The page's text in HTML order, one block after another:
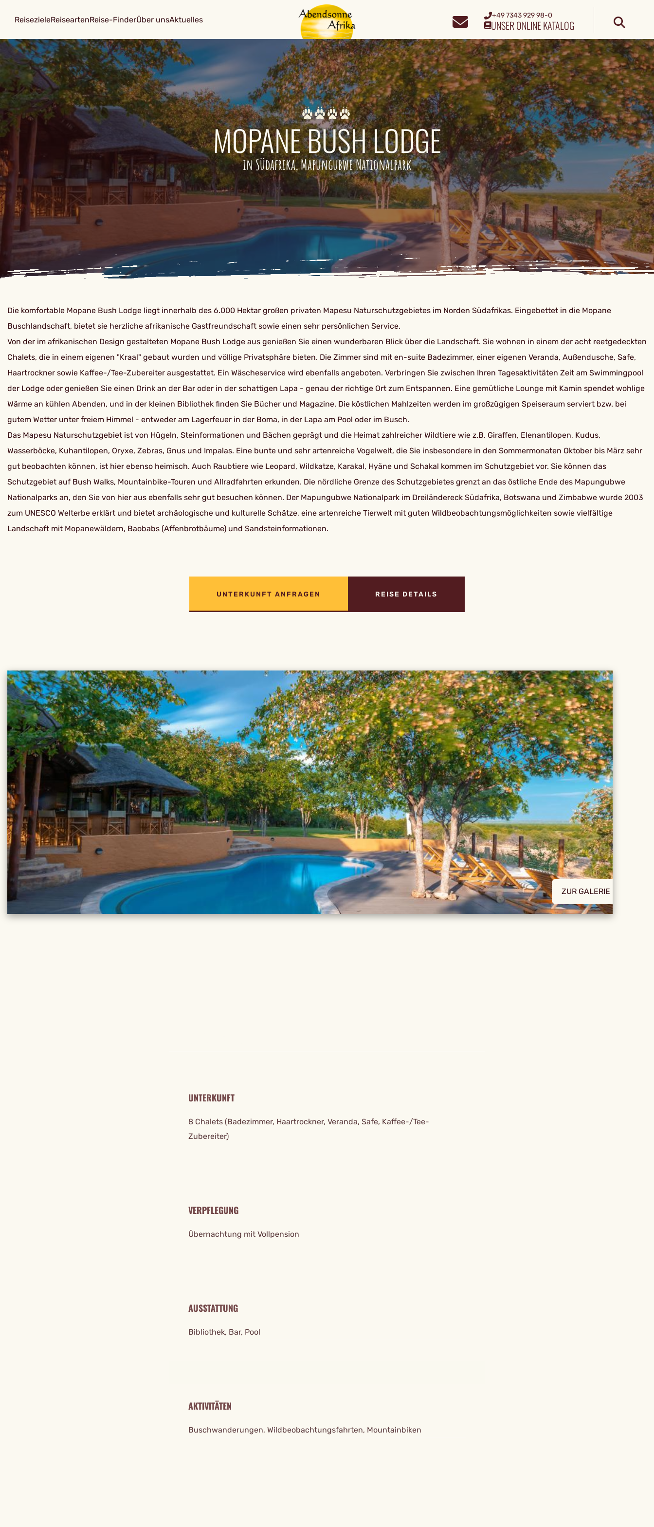
ReisezieleReiseartenReise-FinderÜber unsAktuelles +49 7343 929 98-0
UNSER ONLINE KATALOG
MOPANE BUSH LODGE
in Südafrika, Mapungubwe Nationalpark
Die komfortable Mopane Bush Lodge liegt innerhalb des 6.000 Hektar großen privaten Mapesu Naturschutzgebietes im Norden Südafrikas. Eingebettet in die Mopane
Buschlandschaft, bietet sie herzliche afrikanische Gastfreundschaft sowie einen sehr persönlichen Service.
Von der im afrikanischen Design gestalteten Mopane Bush Lodge aus genießen Sie einen wunderbaren Blick über die Landschaft. Sie wohnen in einem der acht reetgedeckten
Chalets, die in einem eigenen "Kraal" gebaut wurden und völlige Privatsphäre bieten. Die Zimmer sind mit en-suite Badezimmer, einer eigenen Veranda, Außendusche, Safe,
Haartrockner sowie Kaffee-/Tee-Zubereiter ausgestattet. Ein Wäscheservice wird ebenfalls angeboten. Verbringen Sie zwischen Ihren Tagesaktivitäten Zeit am Swimmingpool
der Lodge oder genießen Sie einen Drink an der Bar oder in der schattigen Lapa - genau der richtige Ort zum Entspannen. Eine gemütliche Lounge mit Kamin spendet wohlige
Wärme an kühlen Abenden, und in der kleinen Bibliothek finden Sie Bücher und Magazine. Die köstlichen Mahlzeiten werden im großzügigen Speiseraum serviert bzw. bei
gutem Wetter unter freiem Himmel - entweder am Lagerfeuer in der Boma, in der Lapa am Pool oder im Busch.
Das Mapesu Naturschutzgebiet ist von Hügeln, Steinformationen und Bächen geprägt und die Heimat zahlreicher Wildtiere wie z.B. Giraffen, Elenantilopen, Kudus,
Wasserböcke, Kuhantilopen, Oryxe, Zebras, Gnus und Impalas. Eine bunte und sehr artenreiche Vogelwelt, die Sie insbesondere in den Sommermonaten Oktober bis März sehr
gut beobachten können, ist hier ebenso heimisch. Auch Raubtiere wie Leopard, Wildkatze, Karakal, Hyäne und Schakal kommen im Schutzgebiet vor. Sie können das
Schutzgebiet auf Bush Walks, Mountainbike-Touren und Allradfahrten erkunden. Die nördliche Grenze des Schutzgebietes grenzt an das östliche Ende des Mapungubwe
Nationalparks an, den Sie von hier aus ebenfalls sehr gut besuchen können. Der Mapungubwe Nationalpark im Dreiländereck Südafrika, Botswana und Zimbabwe wurde 2003
zum UNESCO Welterbe erklärt und bietet archäologische und kulturelle Schätze, eine artenreiche Tierwelt mit guten Wildbeobachtungsmöglichkeiten sowie vielfältige
Landschaft mit Mopanewäldern, Baobabs (Affenbrotbäume) und Sandsteinformationen.
UNTERKUNFT ANFRAGEN REISE DETAILS
ZUR GALERIE
UNTERKUNFT
8 Chalets (Badezimmer, Haartrockner, Veranda, Safe, Kaffee-/Tee-
Zubereiter)
VERPFLEGUNG
Übernachtung mit Vollpension
AUSSTATTUNG
Bibliothek, Bar, Pool
AKTIVITÄTEN
Buschwanderungen, Wildbeobachtungsfahrten, Mountainbiken